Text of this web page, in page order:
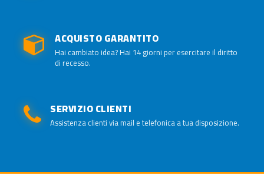
ACQUISTO GARANTITO
Hai cambiato idea? Hai 14 giorni per esercitare il diritto
di recesso.
SERVIZIO CLIENTI
Assistenza clienti via mail e telefonica a tua disposizione.